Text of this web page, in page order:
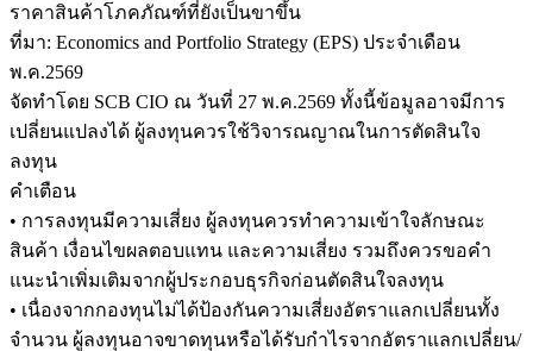
ราคาสินค้าโภคภัณฑ์ที่ยังเป็นขาขึ้น
ที่มา: Economics and Portfolio Strategy (EPS) ประจำเดือน
พ.ค.2569
จัดทำโดย SCB CIO ณ วันที่ 27 พ.ค.2569 ทั้งนี้ข้อมูลอาจมีการ
เปลี่ยนแปลงได้ ผู้ลงทุนควรใช้วิจารณญาณในการตัดสินใจ
ลงทุน
คำเตือน
• การลงทุนมีความเสี่ยง ผู้ลงทุนควรทำความเข้าใจลักษณะ
สินค้า เงื่อนไขผลตอบแทน และความเสี่ยง รวมถึงควรขอคำ
แนะนำเพิ่มเติมจากผู้ประกอบธุรกิจก่อนตัดสินใจลงทุน
• เนื่องจากกองทุนไม่ได้ป้องกันความเสี่ยงอัตราแลกเปลี่ยนทั้ง
จำนวน ผู้ลงทุนอาจขาดทุนหรือได้รับกำไรจากอัตราแลกเปลี่ยน/